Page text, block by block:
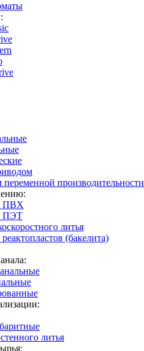
переменной производительности
ПВХ
ПЭТ
литья
(бакелита)
литья